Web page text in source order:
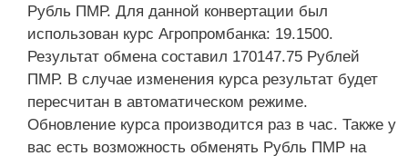
Рубль ПМР. Для данной конвертации был
использован курс Агропромбанка: 19.1500.
Результат обмена составил 170147.75 Рублей
ПМР. В случае изменения курса результат будет
пересчитан в автоматическом режиме.
Обновление курса производится раз в час. Также у
вас есть возможность обменять Рубль ПМР на